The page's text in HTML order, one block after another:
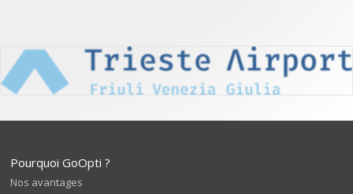
Pourquoi GoOpti ?
Nos avantages